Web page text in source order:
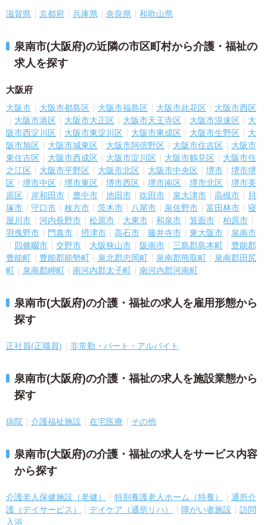
滋賀県 京都府 兵庫県 奈良県 和歌山県
泉南市(大阪府)の近隣の市区町村から介護・福祉の
求人を探す
大阪府
大阪市 大阪市都島区 大阪市福島区 大阪市此花区
大阪市西区
大阪市港区
大阪市大正区 大阪市天王寺区 大阪市浪速区
大
阪市西淀川区
大阪市東淀川区 大阪市東成区 大阪市生野区
大
阪市旭区
大阪市城東区 大阪市阿倍野区 大阪市住吉区
大阪市
東住吉区
大阪市西成区 大阪市淀川区 大阪市鶴見区
大阪市住
之江区
大阪市平野区 大阪市北区 大阪市中央区 堺市
堺市堺
区
堺市中区 堺市東区 堺市西区 堺市南区 堺市北区
堺市美
原区
岸和田市 豊中市 池田市 吹田市 泉大津市 高槻市
貝
塚市
守口市 枚方市 茨木市 八尾市 泉佐野市 富田林市
寝
屋川市
河内長野市 松原市 大東市 和泉市 箕面市
柏原市
羽曳野市
門真市 摂津市 高石市 藤井寺市 東大阪市
泉南市
四條畷市
交野市 大阪狭山市 阪南市 三島郡島本町
豊能郡
豊能町
豊能郡能勢町 泉北郡忠岡町 泉南郡熊取町
泉南郡田尻
町
泉南郡岬町 南河内郡太子町 南河内郡河南町
泉南市(大阪府)の介護・福祉の求人を雇用形態から
探す
正社員(正職員) 非常勤・パート・アルバイト
泉南市(大阪府)の介護・福祉の求人を施設業態から
探す
病院 介護福祉施設 在宅医療 その他
泉南市(大阪府)の介護・福祉の求人をサービス内容
から探す
介護老人保健施設（老健） 特別養護老人ホーム（特養）
通所介
護（デイサービス）
デイケア（通所リハ） 障がい者施設
訪問
入浴